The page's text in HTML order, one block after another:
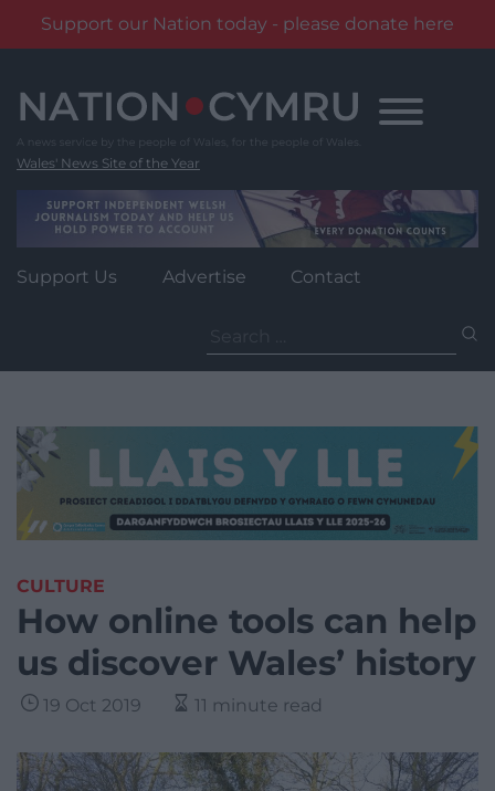
Support our Nation today - please donate here
content
Wales' News Site of the Year
Support Us Advertise Contact
for:
CULTURE
How online tools can help
us discover Wales’ history
19 Oct 2019 11 minute read